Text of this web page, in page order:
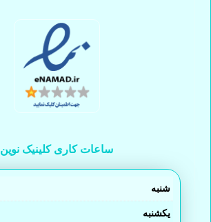
ساعات کاری کلینیک نوین
شنبه
یکشنبه